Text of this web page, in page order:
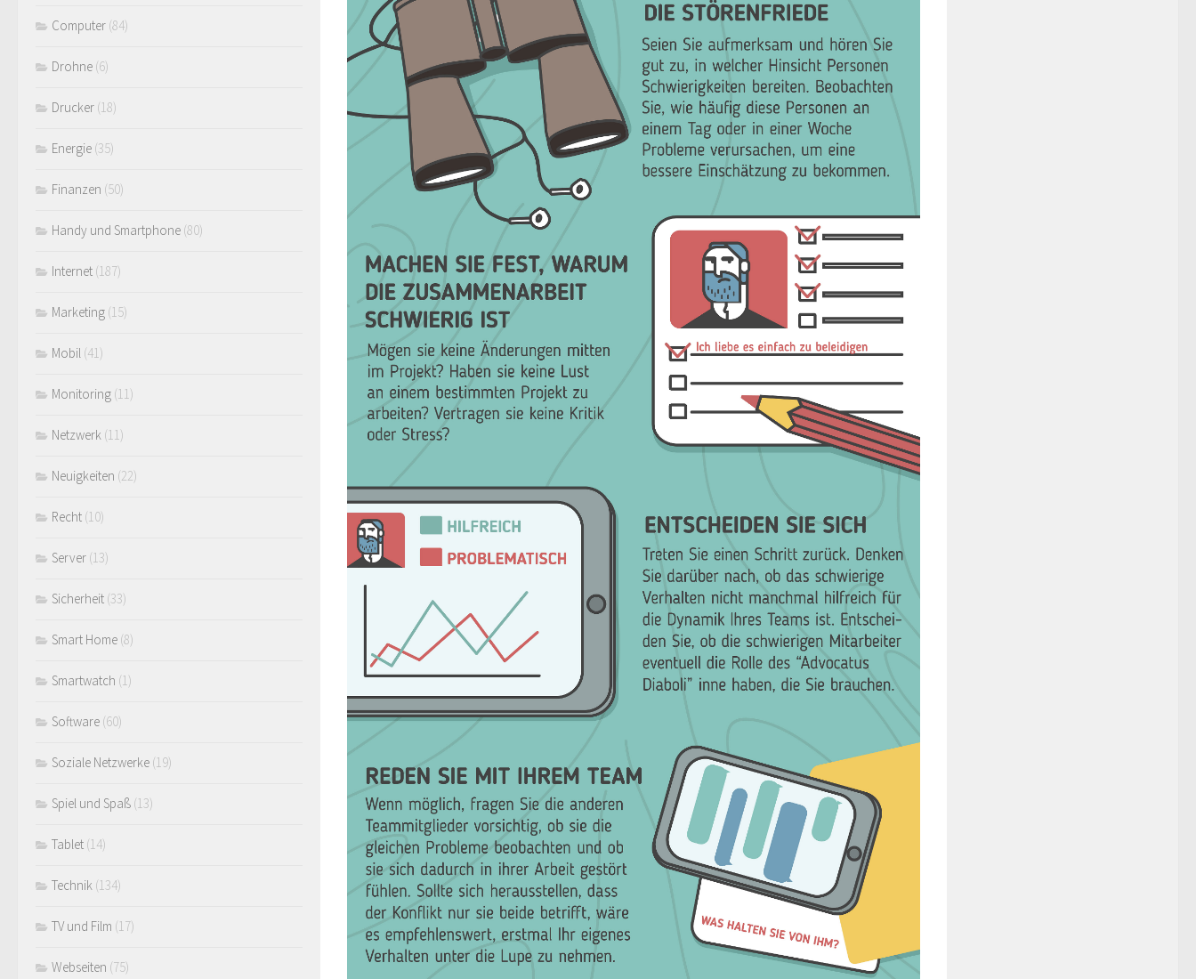
Computer (84)
Drohne (6)
Drucker (18)
Energie (35)
Finanzen (50)
Handy und Smartphone (80)
Internet (187)
Marketing (15)
Mobil (41)
Monitoring (11)
Netzwerk (11)
Neuigkeiten (22)
Recht (10)
Server (13)
Sicherheit (33)
Smart Home (8)
Smartwatch (1)
Software (60)
Soziale Netzwerke (19)
Spiel und Spaß (13)
Tablet (14)
Technik (134)
TV und Film (17)
Webseiten (75)